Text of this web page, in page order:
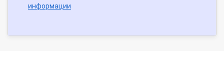
информации